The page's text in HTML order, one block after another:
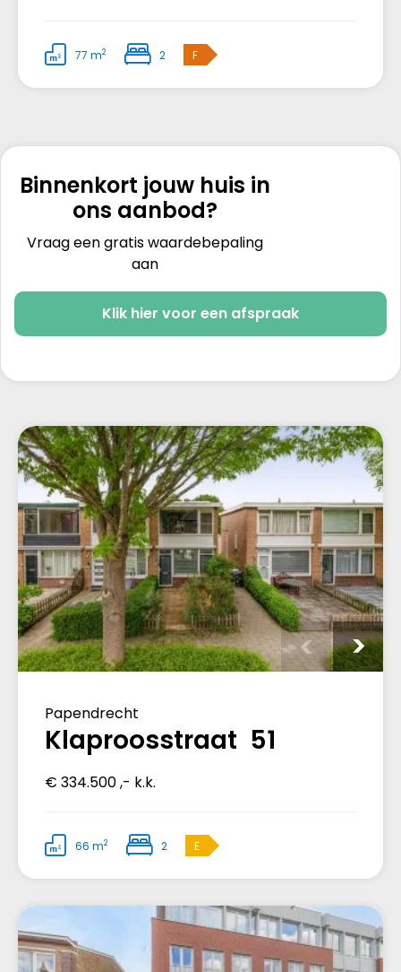
77 m2 2 F
Binnenkort jouw huis in
ons aanbod?
Vraag een gratis waardebepaling
aan
Klik hier voor een afspraak
Papendrecht
Klaproosstraat 51
€ 334.500 ,- k.k.
66 m2 2 E